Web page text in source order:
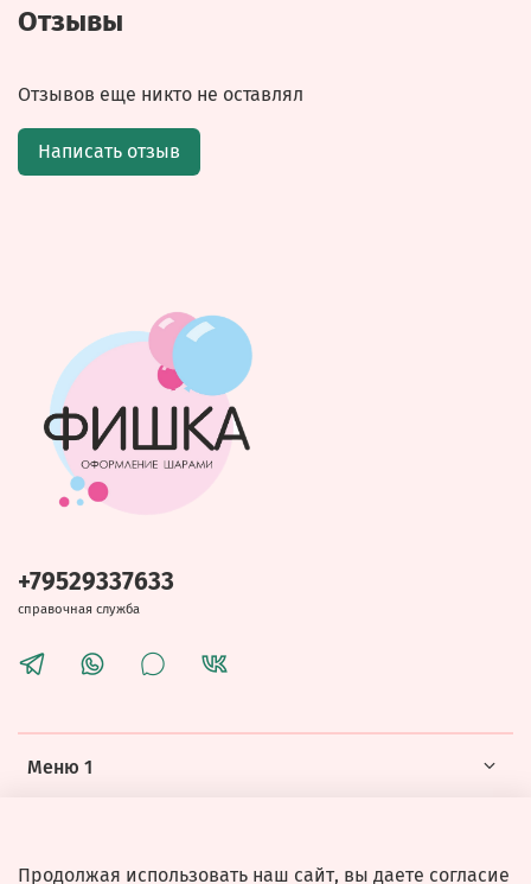
Отзывы
Отзывов еще никто не оставлял
Написать отзыв
Меню 1
+79529337633
справочная служба
Продолжая использовать наш сайт, вы даете согласие